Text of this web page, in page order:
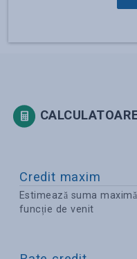
Credit maxim
Estimează suma
funcție de venit